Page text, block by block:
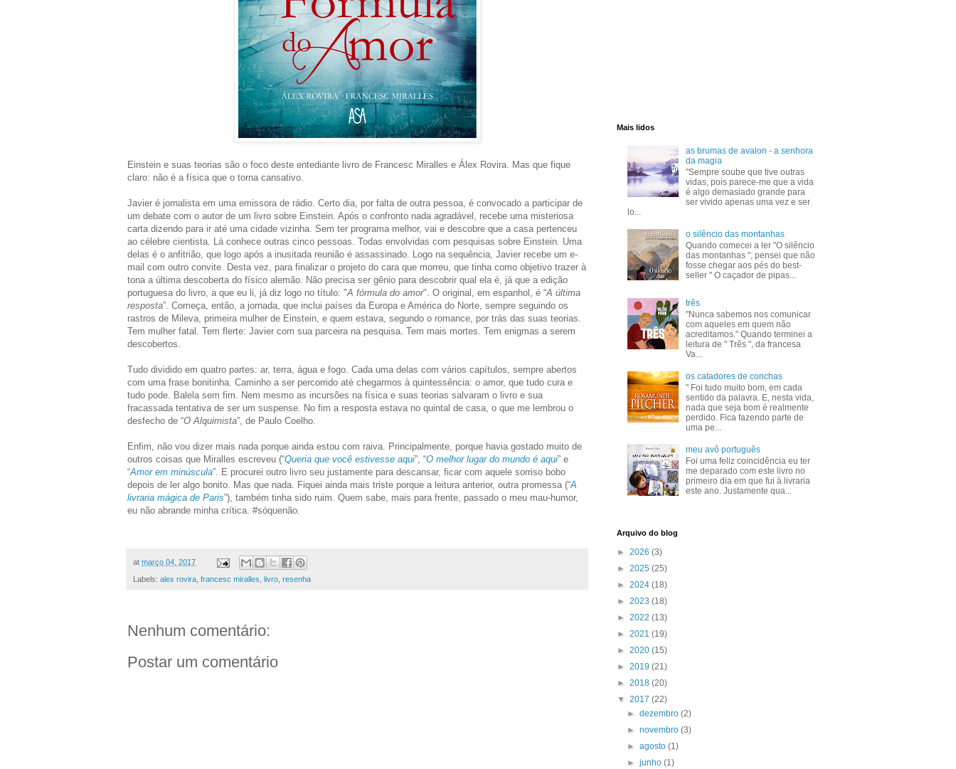
Einstein e suas teorias são o foco deste entediante livro de Francesc Miralles e Álex Rovira. Mas que fique
claro: não é a física que o torna cansativo.
Javier é jornalista em uma emissora de rádio. Certo dia, por falta de outra pessoa, é convocado a participar de
um debate com o autor de um livro sobre Einstein. Após o confronto nada agradável, recebe uma misteriosa
carta dizendo para ir até uma cidade vizinha. Sem ter programa melhor, vai e descobre que a casa pertenceu
ao célebre cientista. Lá conhece outras cinco pessoas. Todas envolvidas com pesquisas sobre Einstein. Uma
delas é o anfitrião, que logo após a inusitada reunião é assassinado. Logo na sequência, Javier recebe um e-
mail com outro convite. Desta vez, para finalizar o projeto do cara que morreu, que tinha como objetivo trazer à
tona a última descoberta do físico alemão. Não precisa ser gênio para descobrir qual ela é, já que a edição
portuguesa do livro, a que eu li, já diz logo no título: "A fórmula do amor". O original, em espanhol, é “A última
resposta”. Começa, então, a jornada, que inclui países da Europa e América do Norte, sempre seguindo os
rastros de Mileva, primeira mulher de Einstein, e quem estava, segundo o romance, por trás das suas teorias.
Tem mulher fatal. Tem flerte: Javier com sua parceira na pesquisa. Tem mais mortes. Tem enigmas a serem
descobertos.
Tudo dividido em quatro partes: ar, terra, água e fogo. Cada uma delas com vários capítulos, sempre abertos
com uma frase bonitinha. Caminho a ser percorrido até chegarmos à quintessência: o amor, que tudo cura e
tudo pode. Balela sem fim. Nem mesmo as incursões na física e suas teorias salvaram o livro e sua
fracassada tentativa de ser um suspense. No fim a resposta estava no quintal de casa, o que me lembrou o
desfecho de “O Alquimista”, de Paulo Coelho.
Enfim, não vou dizer mais nada porque ainda estou com raiva. Principalmente, porque havia gostado muito de
outros coisas que Miralles escreveu (“Queria que você estivesse aqui”, “O melhor lugar do mundo é aqui” e
“Amor em minúscula”. E procurei outro livro seu justamente para descansar, ficar com aquele sorriso bobo
depois de ler algo bonito. Mas que nada. Fiquei ainda mais triste porque a leitura anterior, outra promessa (“A
livraria mágica de Paris”), também tinha sido ruim. Quem sabe, mais para frente, passado o meu mau-humor,
eu não abrande minha crítica. #sóquenão.
at março 04, 2017
Labels: alex rovira, francesc miralles, livro, resenha
Nenhum comentário:
Postar um comentário
Mais lidos
as brumas de avalon - a senhora
da magia
"Sempre soube que tive outras
vidas, pois parece-me que a vida
é algo demasiado grande para
ser vivido apenas uma vez e ser
lo...
o silêncio das montanhas
Quando comecei a ler "O silêncio
das montanhas ", pensei que não
fosse chegar aos pés do best-
seller " O caçador de pipas...
três
"Nunca sabemos nos comunicar
com aqueles em quem não
acreditamos." Quando terminei a
leitura de " Três ", da francesa
Va...
os catadores de conchas
" Foi tudo muito bom, em cada
sentido da palavra. E, nesta vida,
nada que seja bom é realmente
perdido. Fica fazendo parte de
uma pe...
meu avô português
Foi uma feliz coincidência eu ter
me deparado com este livro no
primeiro dia em que fui à livraria
este ano. Justamente qua...
Arquivo do blog
► 2026 (3)
► 2025 (25)
► 2024 (18)
► 2023 (18)
► 2022 (13)
► 2021 (19)
► 2020 (15)
► 2019 (21)
► 2018 (20)
▼ 2017 (22)
►dezembro(2)
►novembro(3)
►agosto(1)
►junho(1)